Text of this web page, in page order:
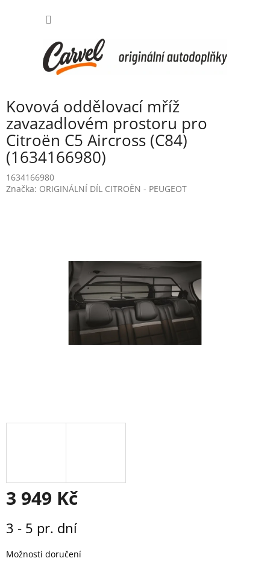
Kovová oddělovací mříž
zavazadlovém prostoru pro
Citroën C5 Aircross (C84)
(1634166980)
1634166980
Značka: ORIGINÁLNÍ DÍL CITROËN - PEUGEOT
3 949 Kč
cena:
3 - 5 pr. dní
Možnosti doručení